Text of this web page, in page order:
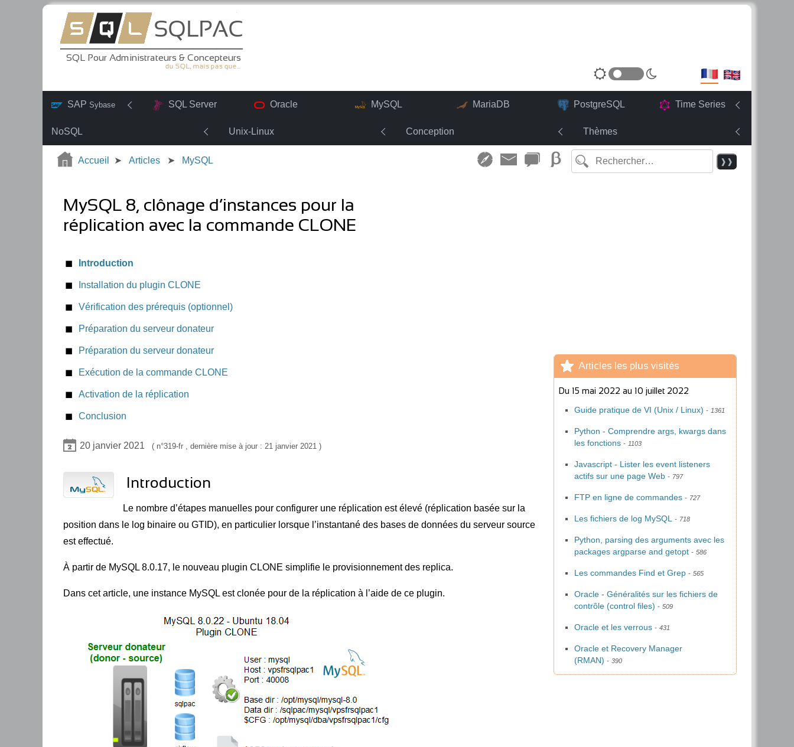
SAP Sybase SQL Server Oracle MySQL MariaDB PostgreSQL Time Series
NoSQL Unix-Linux Conception Thèmes
Accueil Articles MySQL ❱❱
Articles les plus visités
Du 15 mai 2022 au 10 juillet 2022
Guide pratique de VI (Unix / Linux) 1361
Python - Comprendre args, kwargs dans
les fonctions
1103
Javascript - Lister les event listeners
actifs sur une page Web
797
FTP en ligne de commandes 727
Les fichiers de log MySQL 718
Python, parsing des arguments avec les
packages argparse and getopt
586
Les commandes Find et Grep 565
Oracle - Généralités sur les fichiers de
contrôle (control files)
509
Oracle et les verrous 431
Oracle et Recovery Manager
(RMAN)
390
MySQL 8, clônage d’instances pour la
réplication avec la commande CLONE
Introduction
Installation du plugin CLONE
Vérification des prérequis (optionnel)
Préparation du serveur donateur
Préparation du serveur donateur
Exécution de la commande CLONE
Vérification de la progression
Gestion des erreurs
Activation de la réplication
Conclusion
20 janvier 2021 319-fr , dernière mise à jour : 21 janvier 2021
Introduction
Le nombre d’étapes manuelles pour configurer une réplication est élevé (réplication basée sur la
position dans le log binaire ou GTID), en particulier lorsque l’instantané des bases de données du serveur source
est effectué.
À partir de MySQL 8.0.17, le nouveau plugin CLONE simplifie le provisionnement des replica.
Dans cet article, une instance MySQL est clonée pour de la réplication à l’aide de ce plugin.